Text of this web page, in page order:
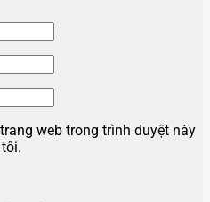
web trong trình duyệt này